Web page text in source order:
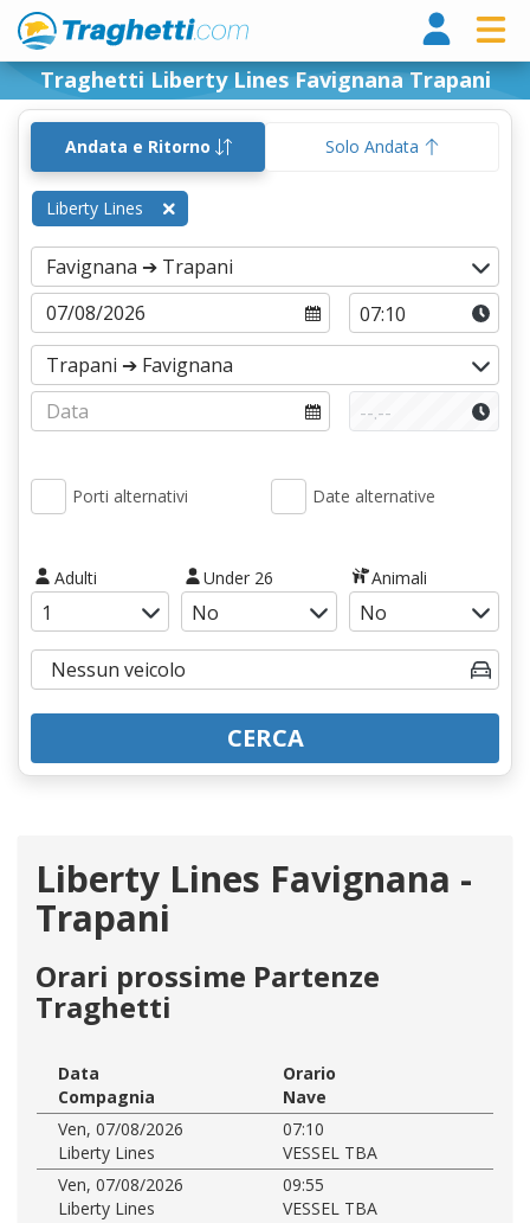
Traghetti Liberty Lines Favignana Trapani
Andata e Ritorno Solo Andata
Liberty Lines
Porti alternativi Date alternative
Adulti Under 26 Animali
CERCA
Liberty Lines Favignana -
Trapani
Orari prossime Partenze
Traghetti
Data
Orario
Compagnia
Nave
Ven, 07/08/2026
07:10
Liberty Lines
VESSEL TBA
Ven, 07/08/2026
09:55
Liberty Lines
VESSEL TBA